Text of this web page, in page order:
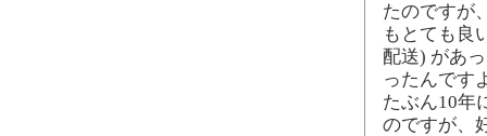
たのですが
もとても良
配送) があ
ったんです
たぶん10年
のですが、